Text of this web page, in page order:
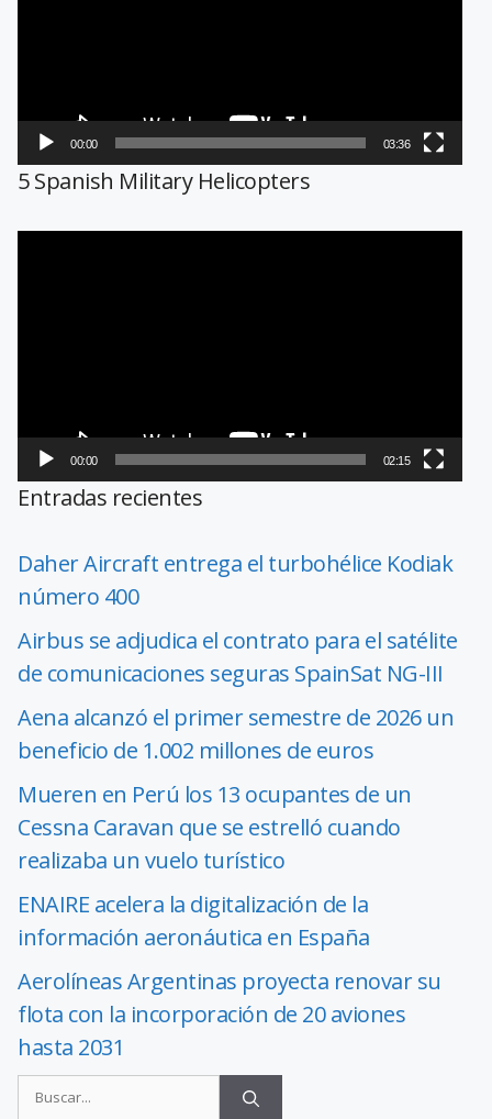
00:00 03:36
5 Spanish Military Helicopters
00:00 02:15
Entradas recientes
Daher Aircraft entrega el turbohélice Kodiak
número 400
Airbus se adjudica el contrato para el satélite
de comunicaciones seguras SpainSat NG-III
Aena alcanzó el primer semestre de 2026 un
beneficio de 1.002 millones de euros
Mueren en Perú los 13 ocupantes de un
Cessna Caravan que se estrelló cuando
realizaba un vuelo turístico
ENAIRE acelera la digitalización de la
información aeronáutica en España
Aerolíneas Argentinas proyecta renovar su
flota con la incorporación de 20 aviones
hasta 2031